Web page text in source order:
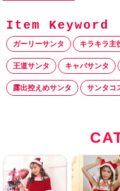
ガーリーサンタ キラキラ主
王道サンタ キャバサンタ
露出控えめサンタ サンタコ